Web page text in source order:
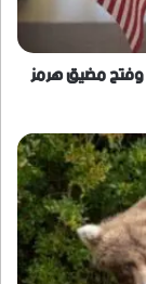
وفتح مضيق هرمز